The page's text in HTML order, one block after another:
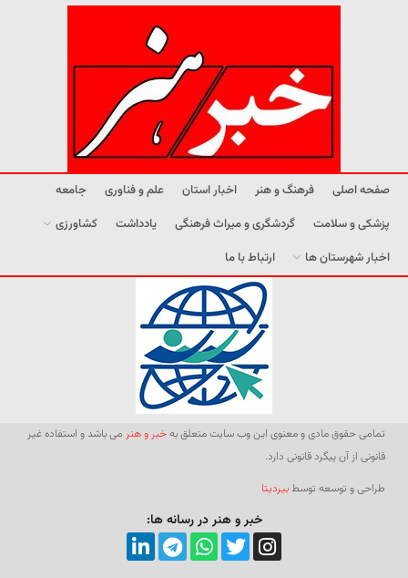
صفحه اصلی فرهنگ و هنر اخبار استان علم و فناوری
جامعه
پزشکی و سلامت
گردشگری و میراث فرهنگی یادداشت
کشاورزی
اخبار شهرستان ها
ارتباط با ما
تمامی حقوق مادی و معنوی این وب سایت متعلق بهخبر و هنر می باشد و استفاده غیر
قانونی از آن پیگرد قانونی دارد.
طراحی و توسعه توسطبیردیتا
خبر و هنر در رسانه ها: